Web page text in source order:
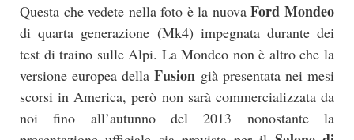
Questa che vedete nella foto è la nuovaFord Mondeo
di quarta generazione (Mk4) impegnata durante dei
test di traino sulle Alpi. La Mondeo non è altro che la
versione europea dellaFusion già presentata nei mesi
scorsi in America, però non sarà commercializzata da
noi fino all’autunno del 2013 nonostante la